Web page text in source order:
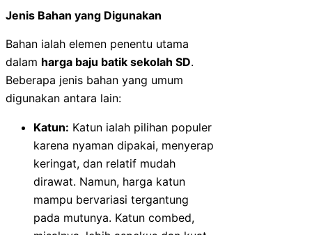
Jenis Bahan yang Digunakan
Bahan ialah elemen penentu utama
dalam harga baju batik sekolah SD.
Beberapa jenis bahan yang umum
digunakan antara lain:
Katun: Katun ialah pilihan populer
karena nyaman dipakai, menyerap
keringat, dan relatif mudah
dirawat. Namun, harga katun
mampu bervariasi tergantung
pada mutunya. Katun combed,